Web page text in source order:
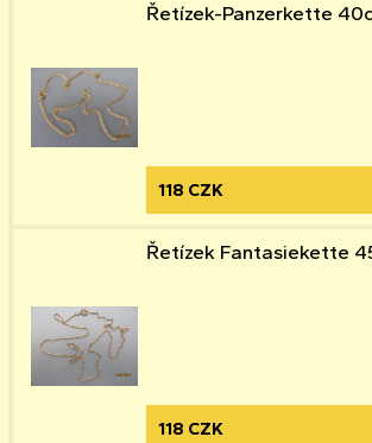
Řetízek-Panzerkette
118 CZK
Řetízek Fantasiekette
118 CZK